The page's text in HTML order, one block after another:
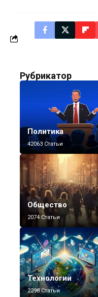
Рубрикатор
Политика
42063 Статьи
Общество
2074 Статьи
Технологии
2298 Статьи